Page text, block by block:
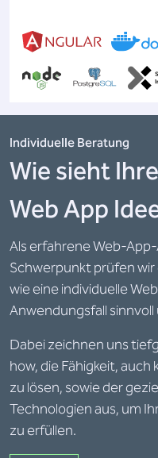
Individuelle Beratung
Wie sieht Ihre
Web App
Als erfahrene Web-
Schwerpunkt prüfen
wie eine individuelle
Anwendungsfall
Dabei zeichnen uns
how, die Fähigkeit,
zu lösen, sowie der
Technologien aus, um
zu erfüllen.